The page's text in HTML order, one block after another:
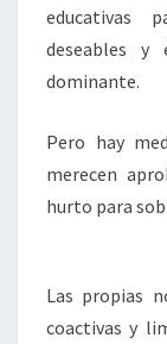
educativas
deseables y
dominante.
Pero hay
merecen
hurto para
Las propias
coactivas y